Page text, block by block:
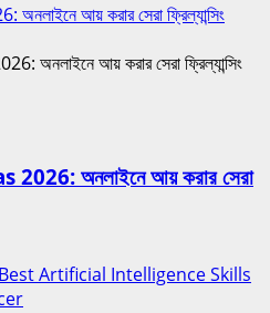
আয় করার সেরা ফ্রিল্যান্সিং
অনলাইনে আয় করার সেরা
Artificial Intelligence Skills